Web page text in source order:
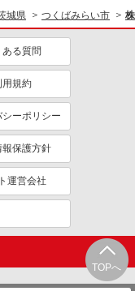
TOPへ
城県 つくばみらい市
ある質問
用規約
シーポリシー
報保護方針
運営会社